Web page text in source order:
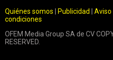
Quiénes somos Publicidad Aviso
condiciones
OFEM Media Group SA de CV
RESERVED.